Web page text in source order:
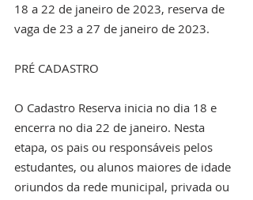
18 a 22 de janeiro de 2023, reserva de
vaga de 23 a 27 de janeiro de 2023.
PRÉ CADASTRO
O Cadastro Reserva inicia no dia 18 e
encerra no dia 22 de janeiro. Nesta
etapa, os pais ou responsáveis pelos
estudantes, ou alunos maiores de idade
oriundos da rede municipal, privada ou